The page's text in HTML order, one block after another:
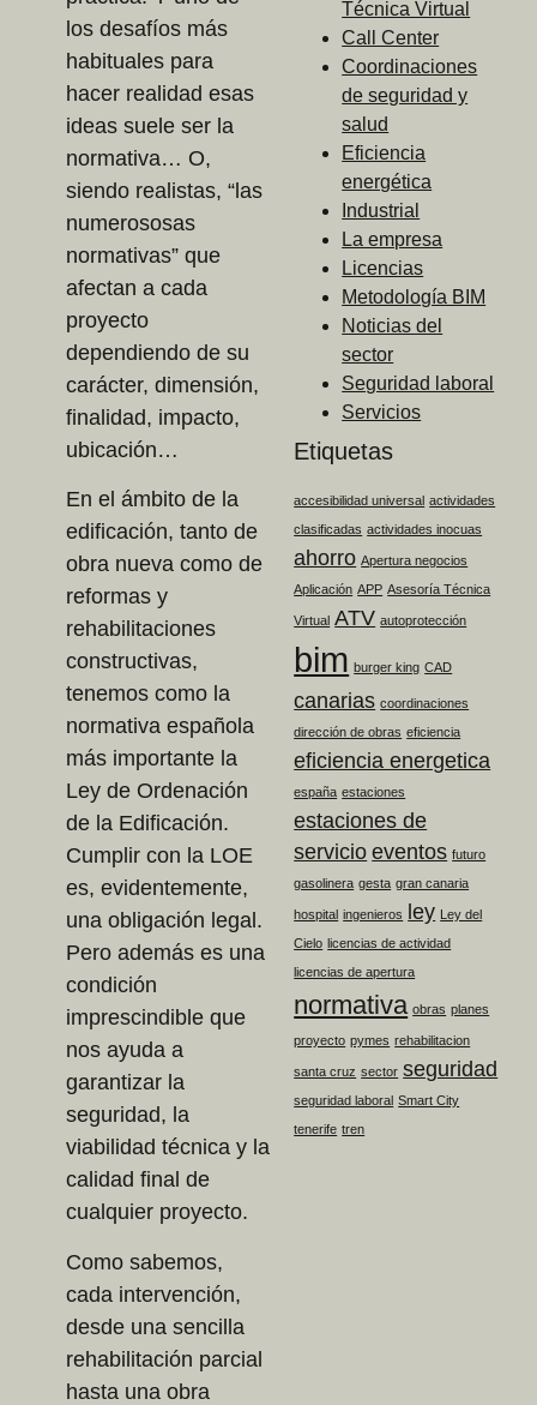
los desafíos más
habituales para
hacer realidad esas
ideas suele ser la
normativa… O,
siendo realistas, “las
numerososas
normativas” que
afectan a cada
proyecto
dependiendo de su
carácter, dimensión,
finalidad, impacto,
ubicación…
En el ámbito de la
edificación, tanto de
obra nueva como de
reformas y
rehabilitaciones
constructivas,
tenemos como la
normativa española
más importante la
Ley de Ordenación
de la Edificación.
Cumplir con la LOE
es, evidentemente,
una obligación legal.
Pero además es una
condición
imprescindible que
nos ayuda a
garantizar la
seguridad, la
viabilidad técnica y la
calidad final de
cualquier proyecto.
Como sabemos,
cada intervención,
desde una sencilla
rehabilitación parcial
hasta una obra
Técnica Virtual
Call Center
Coordinaciones
de seguridad y
salud
Eficiencia
energética
Industrial
La empresa
Licencias
Metodología BIM
Noticias del
sector
Seguridad laboral
Servicios
Etiquetas
accesibilidad universal actividades
clasificadas actividades inocuas
ahorro Apertura negocios
Aplicación APP Asesoría Técnica
Virtual ATV autoprotección
bim burger king CAD
canarias coordinaciones
dirección de obras eficiencia
eficiencia energetica
españa estaciones
estaciones de
servicio eventos futuro
gasolinera gesta gran canaria
hospital ingenieros ley Ley del
Cielo licencias de actividad
licencias de apertura
normativa obras planes
proyecto pymes rehabilitacion
santa cruz sector seguridad
seguridad laboral Smart City
tenerife tren